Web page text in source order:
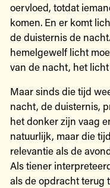
oervloed, totdat
komen. En er komt
de duisternis de
hemelgewelf licht
van de nacht, het
Maar sinds die tijd
nacht, de duisternis,
het donker zijn vaag
natuurlijk, maar die
relevantie als de
Als tiener
als de opdracht terug